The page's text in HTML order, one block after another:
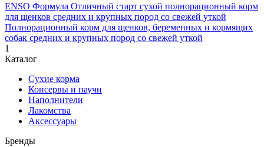
ENSO Формула Отличный старт сухой полнорационный корм
для щенков средних и крупных пород со свежей уткой
Полнорационный корм для щенков, беременных и кормящих
собак средних и крупных пород со свежей уткой
1
Каталог
Сухие корма
Консервы и паучи
Наполнители
Лакомства
Аксессуары
Бренды